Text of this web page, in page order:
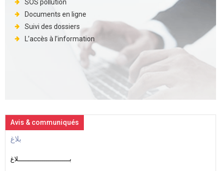
SOS pollution
Documents en ligne
Suivi des dossiers
L’accès à l’information
Avis & communiqués
بلاغ
بــــــــــــــــــــــــــلاغ